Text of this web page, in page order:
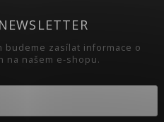
budeme zasílat informace o
na našem e-shopu.